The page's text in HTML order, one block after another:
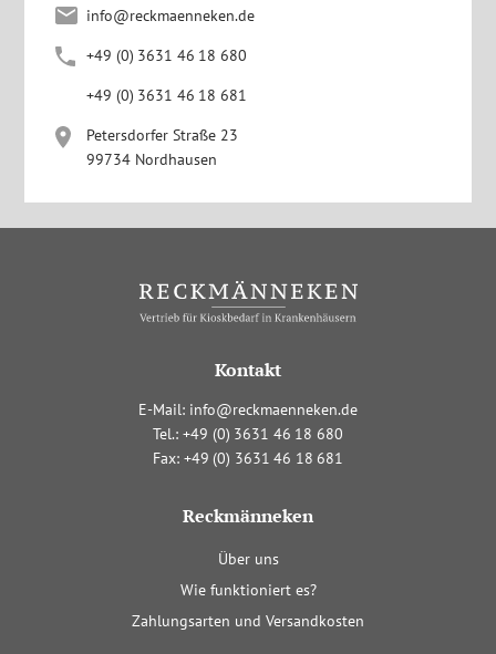
info@reckmaenneken.de
+49 (0) 3631 46 18 680
+49 (0) 3631 46 18 681
Petersdorfer Straße 23
99734 Nordhausen
Kontakt
E-Mail: info@reckmaenneken.de
Tel.:+49 (0) 3631 46 18 680
Fax: +49 (0) 3631 46 18 681
Reckmänneken
überspringen
Über uns
Wie funktioniert es?
Zahlungsarten und Versandkosten